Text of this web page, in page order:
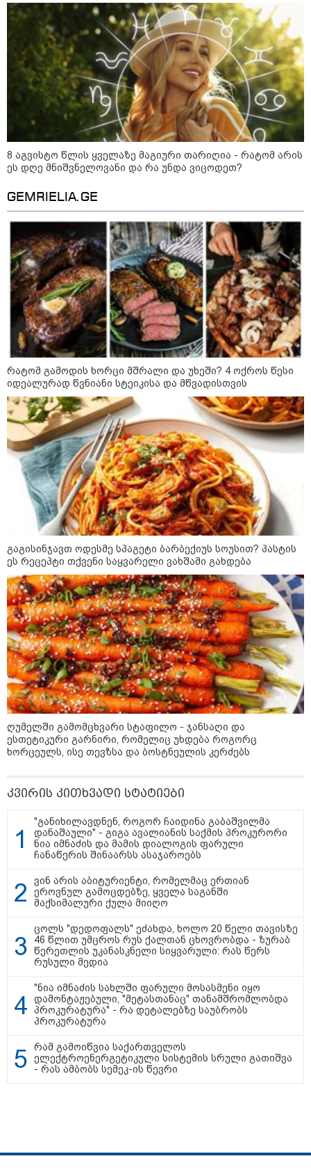
გმირების მემორიალზე გაკეთდა
პაატა ზაქარეიშვილი -
შეუძლებელია ბარამიძის
განცხადება შეესაბამებოდეს
სინამდვილეს, ეს არის მისი
მოსაზრება, აბსოლუტურად
ამოვარდნილი რეალობიდან - არ
მიმაჩნია, რომ ამის გამო მის
წინააღმდეგ სისხლის სამართლის
საქმე უნდა აღიძრას
მოზაიკა
11:17 / 08-08-2026
არშემდგარი ქორწინება 15 წლით უფროს
ქართველთან - ალინა კაბაევას
საიდუმლო ცხოვრება: როგორ
გამოიყურებოდა ის პლასტიკურ
ოპერაციებამდე
14:20 / 08-08-2026
"ქალაქი დავთმე, მაგრამ
ქალურობა - არა. ვერ იჯერებენ
ფერმერი თუ ვარ" - როგორ
ცხოვრობს ახალგაზრდა ქალი,
რომელიც ქალაქიდან სოფლად
გადავიდა და ფერმერი გახდა
09:36 / 08-08-2026
"ბავშვობიდან ასე ვარ..
ფანატიკურად ვარ შეყვარებული
საქართველოზე" - გაიცანით
მარტინ გუიმჯიანი, ქართულ
ენასა და საქართველოზე
შეყვარებული სომეხი ბიჭი
23:15 / 07-08-2026
ამოუცნობი ანომალიური
ფაილების მორიგი პაკეტი
22:30 / 07-08-2026
ინტერნეტში ამაღელვებელი
გადაარჩინა 56 წლის კაცმა
ბავშვები აბობოქრებულ ზღვაში
დახრჩობას
კატეგორიის ყველა სიახლე
"უნდა დაგვხვრიტოთ? - არა,
თქვენი დახვრეტა რაში გვაწყობს,
გუდაუთაში ქართველ ტყვეებში
მთავარი შეცდომა, რომელიც
8 აგვისტო წლის ყველაზე მაგიური თარიღია - რატომ არის
ეს დღე მნიშვნელოვანი და რა უნდა ვიცოდეთ?
GEMRIELIA.GE
რატომ გამოდის ხორცი მშრალი და უხეში? 4 ოქროს წესი
იდეალურად წვნიანი სტეიკისა და მწვადისთვის
გაგისინჯავთ ოდესმე სპაგეტი ბარბექიუს სოუსით? პასტის
ეს რეცეპტი თქვენი საყვარელი ვახშამი გახდება
ღუმელში გამომცხვარი სტაფილო - ჯანსაღი და
ესთეტიკური გარნირი, რომელიც უხდება როგორც
ხორცეულს, ისე თევზსა და ბოსტნეულის კერძებს
კვირის კითხვადი სტატიები
"განიხილავდნენ, როგორ ჩაიდინა გაბაშვილმა
დანაშაული" - გიგა ავალიანის საქმის პროკურორი
ნია იმნაძის და მამის დიალოგის ფარული
ჩანაწერის შინაარსს ასაჯაროებს
ვინ არის აბიტურიენტი, რომელმაც ერთიან
ეროვნულ გამოცდებზე, ყველა საგანში
მაქსიმალური ქულა მიიღო
ცოლს "დედოფალს" ეძახდა, ხოლო 20 წელი თავისზე
46 წლით უმცროს რუს ქალთან ცხოვრობდა - ზურაბ
წერეთლის უკანასკნელი სიყვარული: რას წერს
რუსული მედია
"ნია იმნაძის სახლში ფარული მოსასმენი იყო
დამონტაჟებული, "მეტასთანაც" თანამშრომლობდა
პროკურატურა" - რა დეტალებზე საუბრობს
პროკურატურა
რამ გამოიწვია საქართველოს
ელექტროენერგეტიკული სისტემის სრული გათიშვა
- რას ამბობს სემეკ-ის წევრი